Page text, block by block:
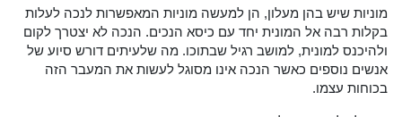
מוניות שיש בהן מעלון, הן למעשה מוניות המאפשרות לנכה לעלות
בקלות רבה אל המונית יחד עם כיסא הנכים. הנכה לא יצטרך לקום
ולהיכנס למונית, למושב רגיל שבתוכו. מה שלעיתים דורש סיוע של
אנשים נוספים כאשר הנכה אינו מסוגל לעשות את המעבר הזה
בכוחות עצמו.